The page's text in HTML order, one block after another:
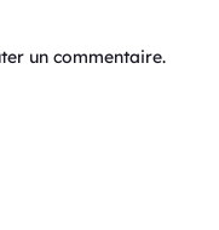
un commentaire.